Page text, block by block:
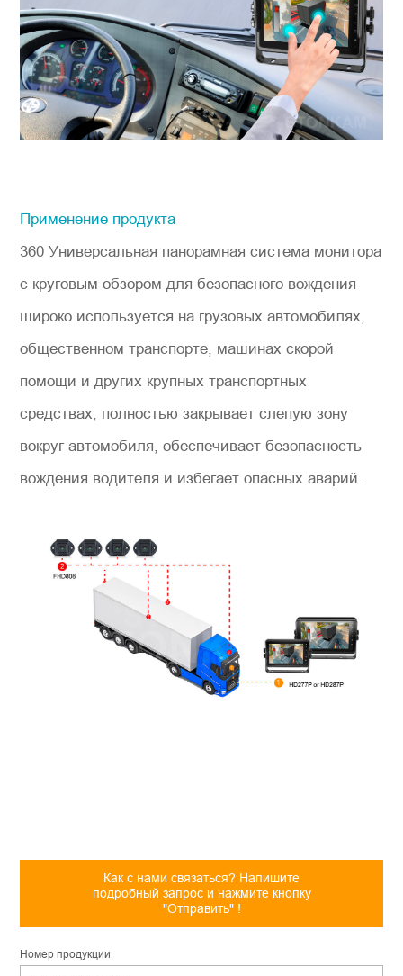
Применение продукта
360 Универсальная панорамная система монитора
с круговым обзором для безопасного вождения
широко используется на грузовых автомобилях,
общественном транспорте, машинах скорой
помощи и других крупных транспортных
средствах, полностью закрывает слепую зону
вокруг автомобиля, обеспечивает безопасность
вождения водителя и избегает опасных аварий.
Как с нами связаться? Напишите
подробный запрос и нажмите кнопку
"Отправить" !
Hомер продукции